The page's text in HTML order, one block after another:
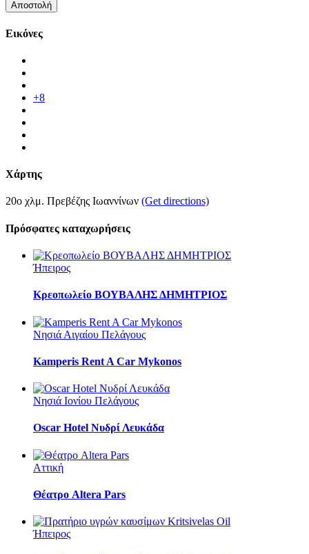
Εικόνες
+8
Χάρτης
20ο χλμ. Πρεβέζης Ιωαννίνων (Get directions)
Πρόσφατες καταχωρήσεις
Ήπειρος
Κρεοπωλείο ΒΟΥΒΑΛΗΣ ΔΗΜΗΤΡΙΟΣ
Νησιά Αιγαίου Πελάγους
Kamperis Rent A Car Mykonos
Νησιά Ιονίου Πελάγους
Oscar Hotel Νυδρί Λευκάδα
Αττική
Θέατρο Altera Pars
Ήπειρος